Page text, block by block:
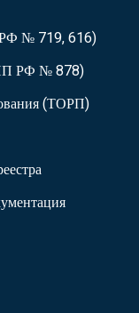
№ 719, 616)
РФ № 878)
(ТОРП)